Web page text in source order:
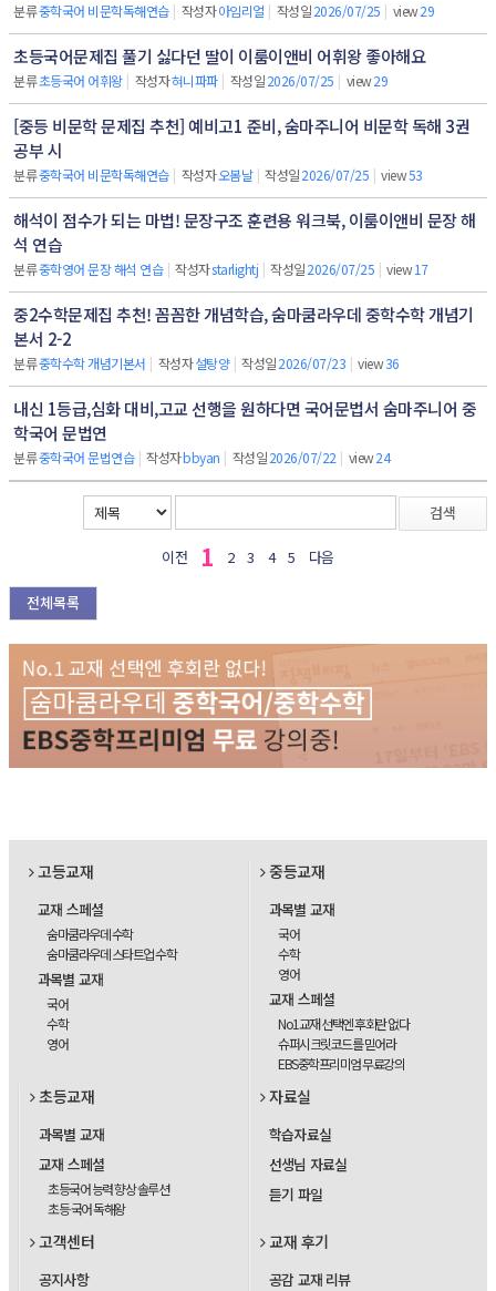
분류중학국어 비문학독해연습 | 작성자아임리얼 | 작성일2026/07/25 | view29
초등국어문제집 풀기 싫다던 딸이 이룸이앤비 어휘왕 좋아해요
분류초등국어 어휘왕 | 작성자혀니파파 | 작성일2026/07/25 | view29
[중등 비문학 문제집 추천] 예비고1 준비, 숨마주니어 비문학 독해 3권
공부 시
분류중학국어 비문학독해연습 | 작성자오봄날 | 작성일2026/07/25 | view53
해석이 점수가 되는 마법! 문장구조 훈련용 워크북, 이룸이앤비 문장 해
석 연습
분류중학영어 문장 해석 연습 | 작성자starlightj | 작성일2026/07/25 | view17
중2수학문제집 추천! 꼼꼼한 개념학습, 숨마쿰라우데 중학수학 개념기
본서 2-2
분류중학수학 개념기본서 | 작성자설탕양 | 작성일2026/07/23 | view36
내신 1등급,심화 대비,고교 선행을 원하다면 국어문법서 숨마주니어 중
학국어 문법연
분류중학국어 문법연습 | 작성자bbyan | 작성일2026/07/22 | view24
검색
이전 1 2 3 4 5 다음
전체목록
고등교재
교재 스페셜
숨마쿰라우데 수학
숨마쿰라우데 스타트업 수학
과목별 교재
국어
수학
영어
중등교재
과목별 교재
국어
수학
영어
교재 스페셜
No1교재 선택엔 후회란 없다
슈퍼시크릿코드를 믿어라
EBS중학프리미엄 무료강의
초등교재
과목별 교재
교재 스페셜
초등국어 능력 향상 솔루션
초등 국어 독해왕
자료실
학습자료실
선생님 자료실
듣기 파일
고객센터
공지사항
교재 후기
공감 교재 리뷰